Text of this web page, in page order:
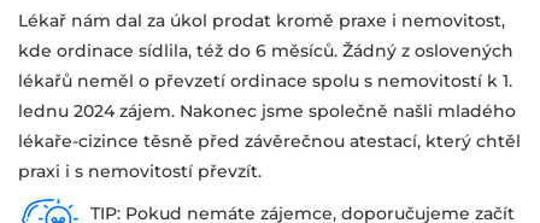
Lékař nám dal za úkol prodat kromě praxe i nemovitost,
kde ordinace sídlila, též do 6 měsíců. Žádný z oslovených
lékařů neměl o převzetí ordinace spolu s nemovitostí k 1.
lednu 2024 zájem. Nakonec jsme společně našli mladého
lékaře-cizince těsně před závěrečnou atestací, který chtěl
praxi i s nemovitostí převzít.
TIP: Pokud nemáte zájemce, doporučujeme začít